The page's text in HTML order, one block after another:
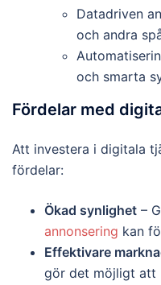
Datadriven
och andra
och smarta
Fördelar med
Att investera i digitala
fördelar:
Ökad synlighet –
annonsering kan
Effektivare
gör det möjligt att